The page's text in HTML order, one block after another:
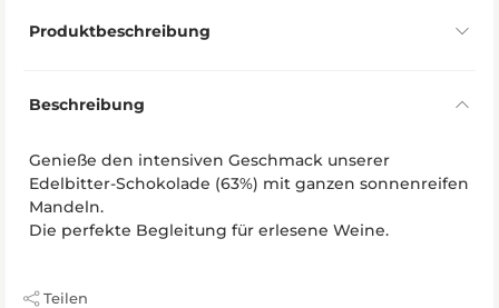
Produktbeschreibung
Beschreibung
Genieße den intensiven Geschmack unserer
Edelbitter-Schokolade (63%) mit ganzen sonnenreifen
Mandeln.
Die perfekte Begleitung für erlesene Weine.
Teilen